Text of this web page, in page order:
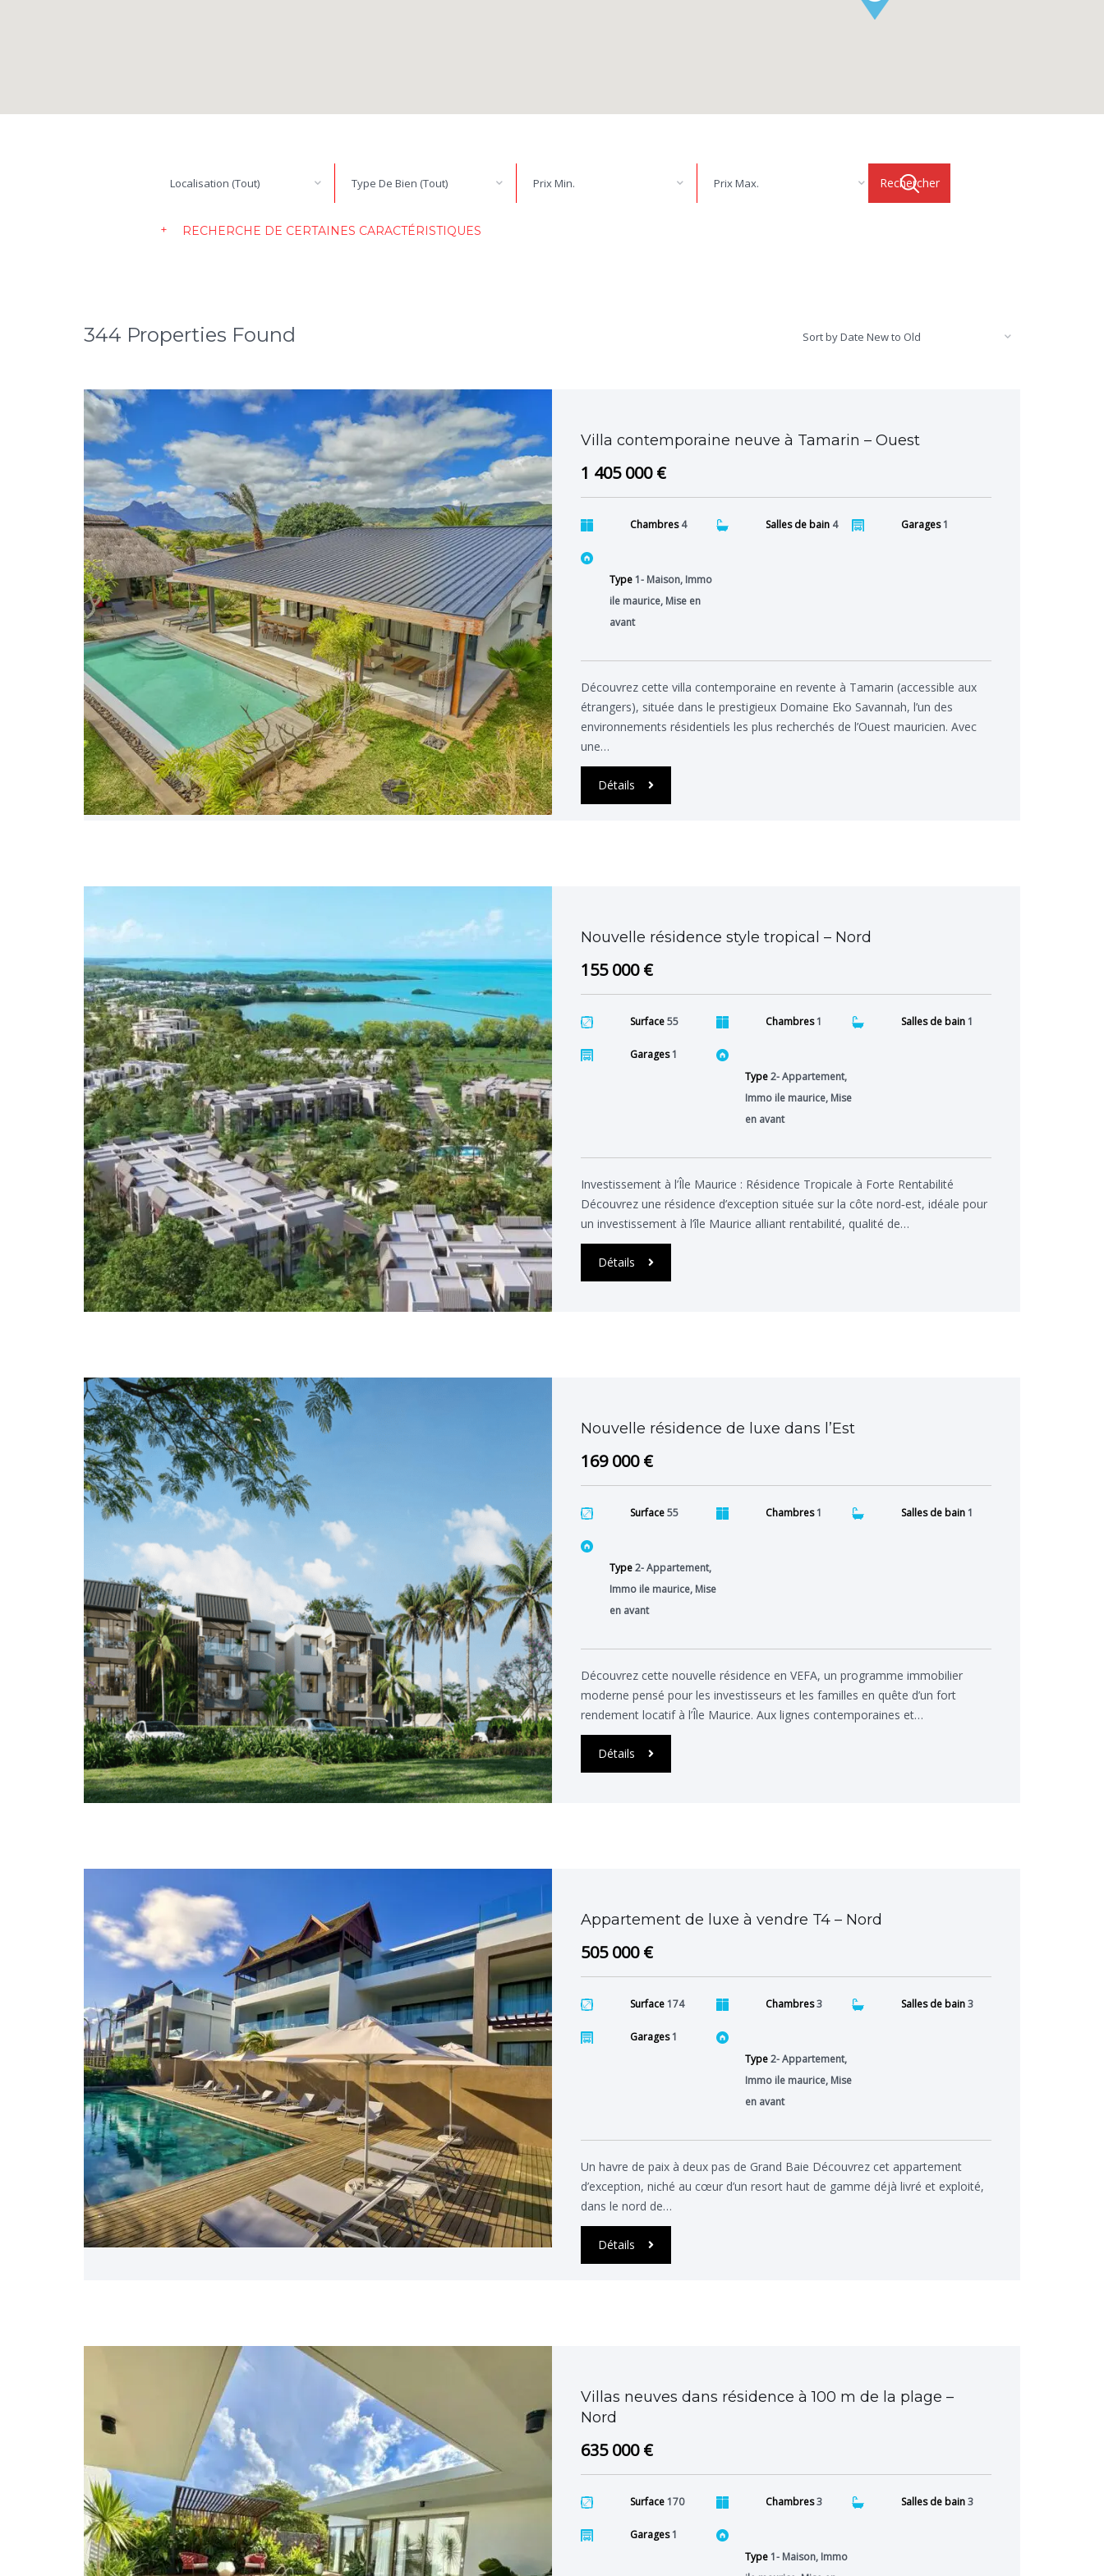
Localisation (Tout) Type De Bien (Tout) Prix Min. Prix Max.
RECHERCHE DE CERTAINES CARACTÉRISTIQUES
344 Properties Found Sort by Date New to Old
Villa contemporaine neuve à Tamarin – Ouest
1 405 000 €
Chambres 4 Salles de bain 4 Garages1
Type1- Maison, Immo
ile maurice, Mise en
avant
Découvrez cette villa contemporaine en revente à Tamarin (accessible aux
étrangers), située dans le prestigieux Domaine Eko Savannah, l’un des
environnements résidentiels les plus recherchés de l’Ouest mauricien. Avec
une…
Détails
Nouvelle résidence style tropical – Nord
155 000 €
Surface55 Chambres1 Salles de bain1
Garages1
Type2- Appartement,
Immo ile maurice, Mise
en avant
Investissement à l’Île Maurice : Résidence Tropicale à Forte Rentabilité
Découvrez une résidence d’exception située sur la côte nord‑est, idéale pour
un investissement à l’île Maurice alliant rentabilité, qualité de…
Détails
Nouvelle résidence de luxe dans l’Est
169 000 €
Surface55 Chambres1 Salles de bain1
Type2- Appartement,
Immo ile maurice, Mise
en avant
Découvrez cette nouvelle résidence en VEFA, un programme immobilier
moderne pensé pour les investisseurs et les familles en quête d’un fort
rendement locatif à l’Île Maurice. Aux lignes contemporaines et…
Détails
Appartement de luxe à vendre T4 – Nord
505 000 €
Surface174 Chambres3 Salles de bain3
Garages1
Type2- Appartement,
Immo ile maurice, Mise
en avant
Un havre de paix à deux pas de Grand Baie Découvrez cet appartement
d’exception, niché au cœur d’un resort haut de gamme déjà livré et exploité,
dans le nord de…
Détails
Villas neuves dans résidence à 100 m de la plage –
Nord
635 000 €
Surface170 Chambres3 Salles de bain3
Garages1
Type1- Maison, Immo